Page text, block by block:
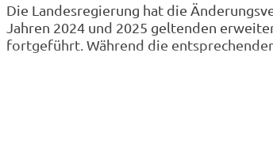
Die Landesregierung hat die
Jahren 2024 und 2025 geltenden
fortgeführt. Während die